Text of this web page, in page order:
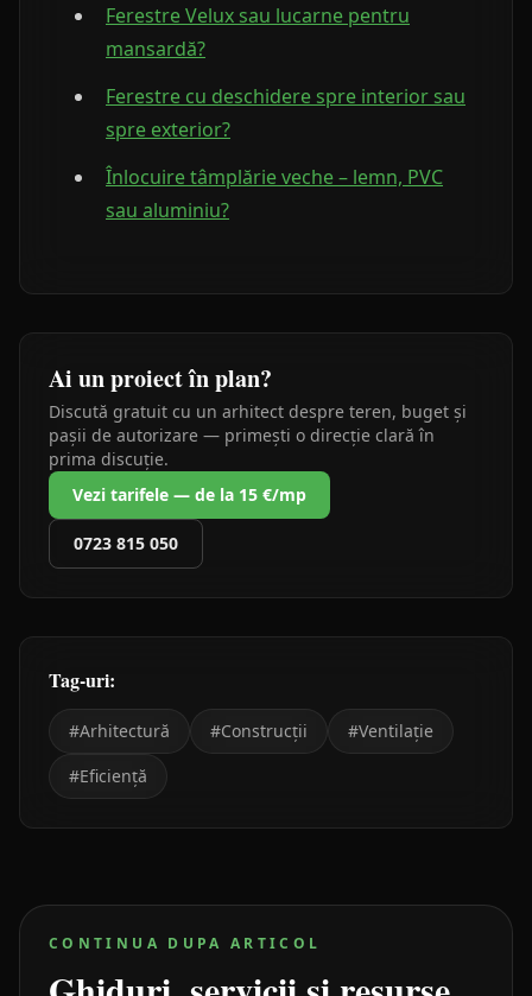
Ferestre Velux sau lucarne pentru
mansardă?
Ferestre cu deschidere spre interior sau
spre exterior?
Înlocuire tâmplărie veche – lemn, PVC
sau aluminiu?
Ai un proiect în plan?
Discută gratuit cu un arhitect despre teren, buget și
pașii de autorizare — primești o direcție clară în
prima discuție.
Vezi tarifele — de la 15 €/mp
0723 815 050
Tag-uri:
#Arhitectură #Construcții #Ventilație
#Eficiență
CONTINUA DUPA ARTICOL